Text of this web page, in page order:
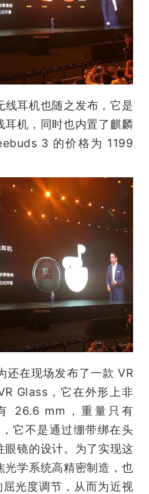
耳机也随之发布，它是
耳机，同时也内置了麒麟
3 的价格为 1199
还在现场发布了一款 VR
Glass，它在外形上非
26.6 mm，重量只有
它不是通过绷带绑在头
眼镜的设计。为了实现这
光学系统高精密制造，也
光度调节，从而为近视